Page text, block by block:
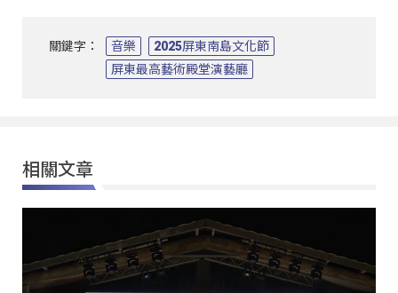
關鍵字： 音樂
2025屏東南島文化節
屏東最高藝術殿堂演藝廳
相關文章